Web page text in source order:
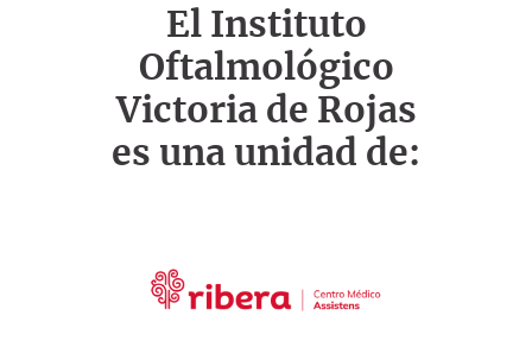
El Instituto
Oftalmológico
Victoria de Rojas
es una unidad de: